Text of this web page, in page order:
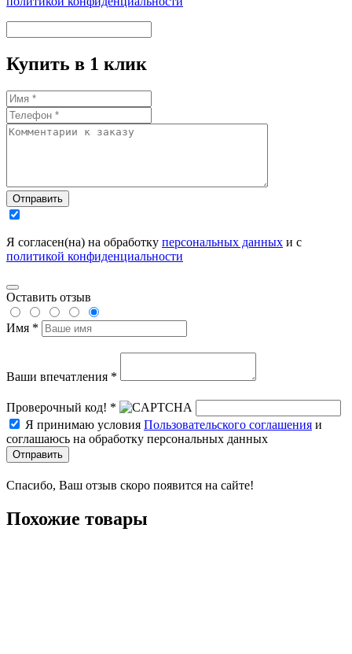
Купить в 1 клик
Отправить
Я согласен(на) на обработку персональных данных и с
политикой конфиденциальности
Оставить отзыв
Имя *
Ваши впечатления *
Проверочный код! *
Я принимаю условия Пользовательского соглашения и
соглашаюсь на обработку персональных данных
Отправить
Спасибо, Ваш отзыв скоро появится на сайте!
Похожие товары